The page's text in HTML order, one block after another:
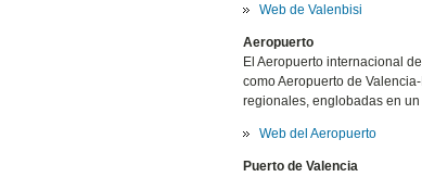
Web de Valenbisi
Aeropuerto
El Aeropuerto internacional
como Aeropuerto de
regionales, englobadas en un
Web del Aeropuerto
Puerto de Valencia